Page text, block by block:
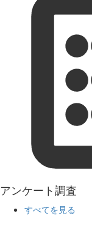
アンケート調査
すべてを見る